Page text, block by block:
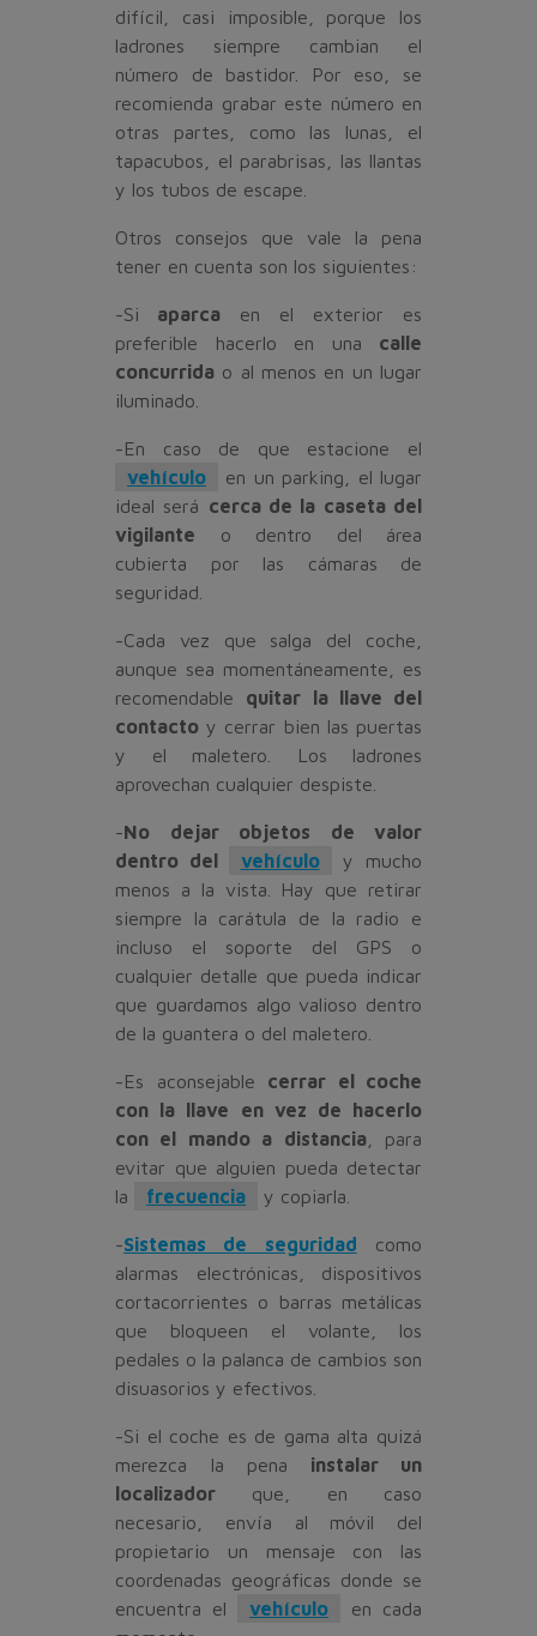
difícil, casi imposible, porque los
ladrones siempre cambian el
número de bastidor. Por eso, se
recomienda grabar este número en
otras partes, como las lunas, el
tapacubos, el parabrisas, las llantas
y los tubos de escape.
Otros consejos que vale la pena
tener en cuenta son los siguientes:
-Si aparca en el exterior es
preferible hacerlo en una calle
concurrida o al menos en un lugar
iluminado.
-En caso de que estacione el
vehículo
en un parking, el lugar
ideal será cerca de la caseta del
vigilante o dentro del área
cubierta por las cámaras de
seguridad.
-Cada vez que salga del coche,
aunque sea momentáneamente, es
recomendable quitar la llave del
contacto y cerrar bien las puertas
y el maletero. Los ladrones
aprovechan cualquier despiste.
-No dejar objetos de valor
dentro del
vehículo
y mucho
menos a la vista. Hay que retirar
siempre la carátula de la radio e
incluso el soporte del GPS o
cualquier detalle que pueda indicar
que guardamos algo valioso dentro
de la guantera o del maletero.
-Es aconsejable cerrar el coche
con la llave en vez de hacerlo
con el mando a distancia, para
evitar que alguien pueda detectar
la
frecuencia y copiarla.
-Sistemas de seguridad como
alarmas electrónicas, dispositivos
cortacorrientes o barras metálicas
que bloqueen el volante, los
pedales o la palanca de cambios son
disuasorios y efectivos.
-Si el coche es de gama alta quizá
merezca la pena instalar un
localizador que, en caso
necesario, envía al móvil del
propietario un mensaje con las
coordenadas geográficas donde se
encuentra el
vehículo
en cada